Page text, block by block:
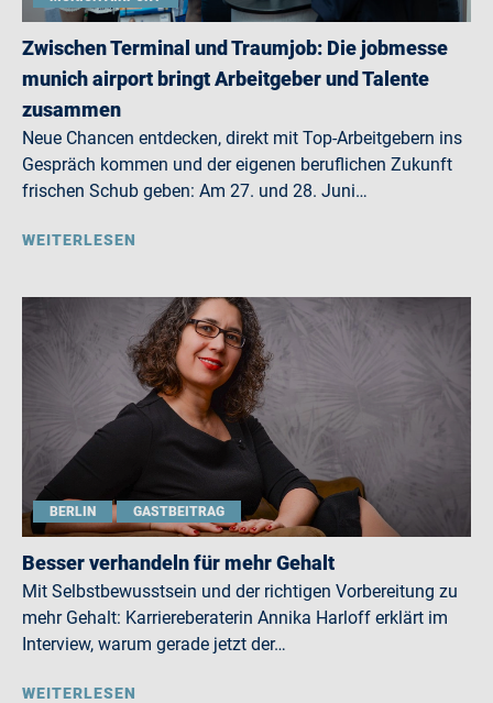
Zwischen Terminal und Traumjob: Die jobmesse
munich airport bringt Arbeitgeber und Talente
zusammen
Neue Chancen entdecken, direkt mit Top-Arbeitgebern ins
Gespräch kommen und der eigenen beruflichen Zukunft
frischen Schub geben: Am 27. und 28. Juni…
WEITERLESEN
BERLIN GASTBEITRAG
Besser verhandeln für mehr Gehalt
Mit Selbstbewusstsein und der richtigen Vorbereitung zu
mehr Gehalt: Karriereberaterin Annika Harloff erklärt im
Interview, warum gerade jetzt der…
WEITERLESEN